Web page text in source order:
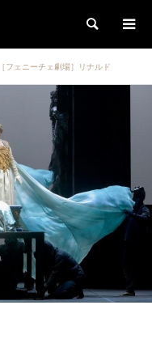
検索
フェニーチェ劇場］リナルド